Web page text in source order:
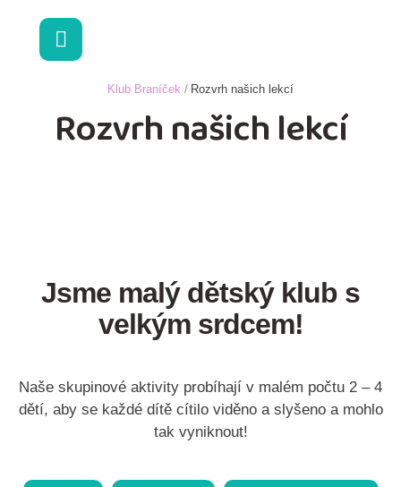
Klub Braníček / Rozvrh našich lekcí
Rozvrh našich lekcí
Jsme malý dětský klub s
velkým srdcem!​
Naše skupinové aktivity probíhají v malém počtu 2 – 4
dětí, aby se každé dítě cítilo viděno a slyšeno a mohlo
tak vyniknout!